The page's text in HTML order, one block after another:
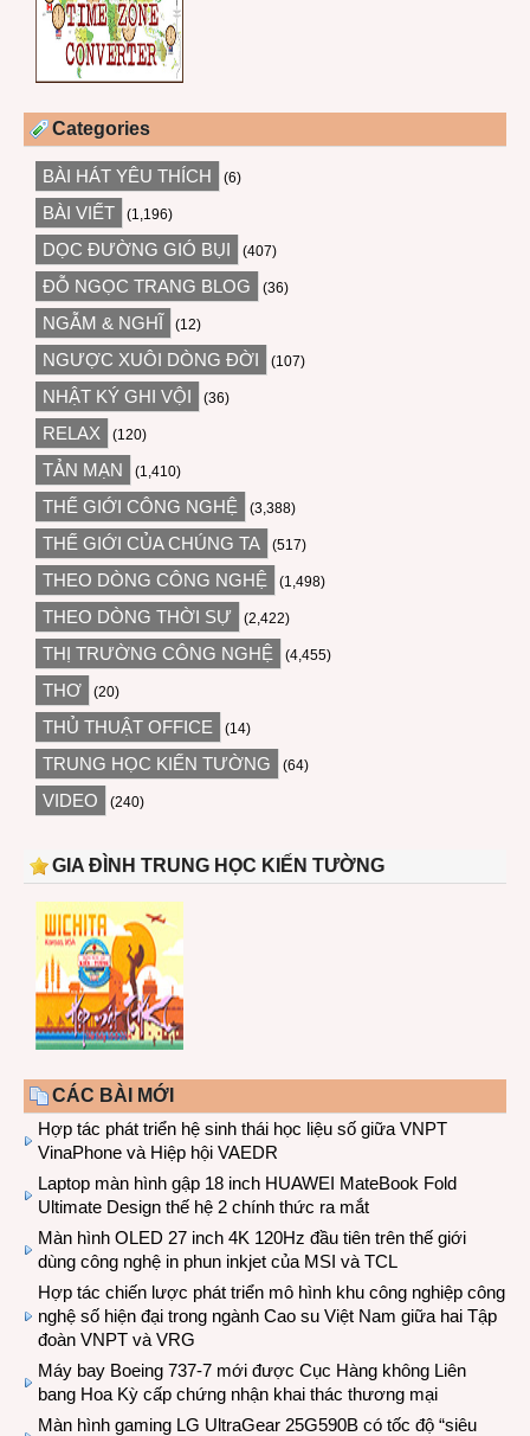
Categories
BÀI HÁT YÊU THÍCH (6)
BÀI VIẾT (1,196)
DỌC ĐƯỜNG GIÓ BỤI (407)
ĐỖ NGỌC TRANG BLOG (36)
NGẪM & NGHĨ (12)
NGƯỢC XUÔI DÒNG ĐỜI (107)
NHẬT KÝ GHI VỘI (36)
RELAX (120)
TẢN MẠN (1,410)
THẾ GIỚI CÔNG NGHỆ (3,388)
THẾ GIỚI CỦA CHÚNG TA (517)
THEO DÒNG CÔNG NGHỆ (1,498)
THEO DÒNG THỜI SỰ (2,422)
THỊ TRƯỜNG CÔNG NGHỆ (4,455)
THƠ (20)
THỦ THUẬT OFFICE (14)
TRUNG HỌC KIẾN TƯỜNG (64)
VIDEO (240)
GIA ĐÌNH TRUNG HỌC KIẾN TƯỜNG
CÁC BÀI MỚI
Hợp tác phát triển hệ sinh thái học liệu số giữa VNPT
VinaPhone và Hiệp hội VAEDR
Laptop màn hình gập 18 inch HUAWEI MateBook Fold
Ultimate Design thế hệ 2 chính thức ra mắt
Màn hình OLED 27 inch 4K 120Hz đầu tiên trên thế giới
dùng công nghệ in phun inkjet của MSI và TCL
Hợp tác chiến lược phát triển mô hình khu công nghiệp công
nghệ số hiện đại trong ngành Cao su Việt Nam giữa hai Tập
đoàn VNPT và VRG
Máy bay Boeing 737-7 mới được Cục Hàng không Liên
bang Hoa Kỳ cấp chứng nhận khai thác thương mại
Màn hình gaming LG UltraGear 25G590B có tốc độ “siêu